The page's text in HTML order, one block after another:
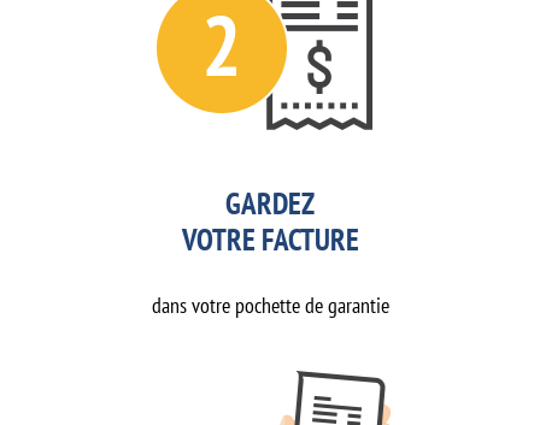
GARDEZ
VOTRE FACTURE
dans votre pochette de garantie